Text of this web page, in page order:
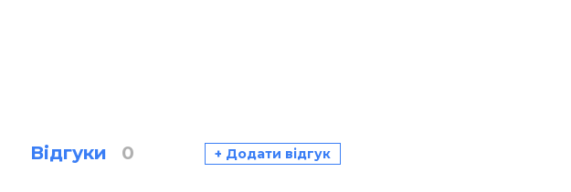
Відгуки 0 + Додати відгук